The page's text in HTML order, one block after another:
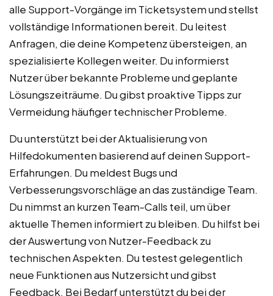
alle Support-Vorgänge im Ticketsystem und stellst
vollständige Informationen bereit. Du leitest
Anfragen, die deine Kompetenz übersteigen, an
spezialisierte Kollegen weiter. Du informierst
Nutzer über bekannte Probleme und geplante
Lösungszeiträume. Du gibst proaktive Tipps zur
Vermeidung häufiger technischer Probleme.
Du unterstützt bei der Aktualisierung von
Hilfedokumenten basierend auf deinen Support-
Erfahrungen. Du meldest Bugs und
Verbesserungsvorschläge an das zuständige Team.
Du nimmst an kurzen Team-Calls teil, um über
aktuelle Themen informiert zu bleiben. Du hilfst bei
der Auswertung von Nutzer-Feedback zu
technischen Aspekten. Du testest gelegentlich
neue Funktionen aus Nutzersicht und gibst
Feedback. Bei Bedarf unterstützt du bei der